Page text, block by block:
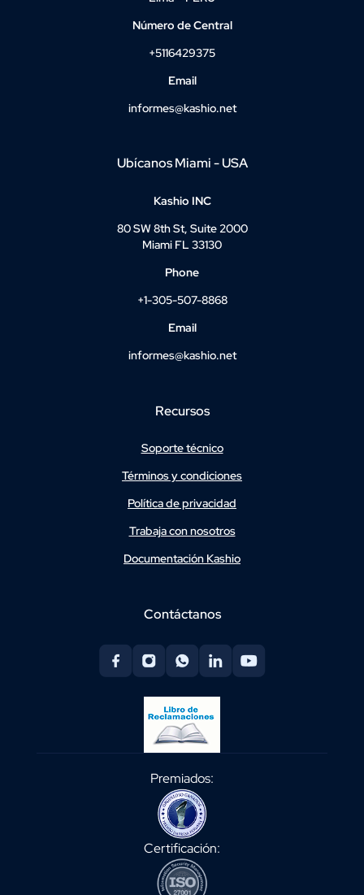
Número de Central
+5116429375
Email
informes@kashio.net
Ubícanos Miami - USA
Kashio INC
80 SW 8th St, Suite 2000
Miami FL 33130
Phone
+1-305-507-8868
Email
informes@kashio.net
Recursos
Soporte técnico
Términos y condiciones
Política de privacidad
Trabaja con nosotros
Documentación Kashio
Contáctanos
Premiados:
Certificación: